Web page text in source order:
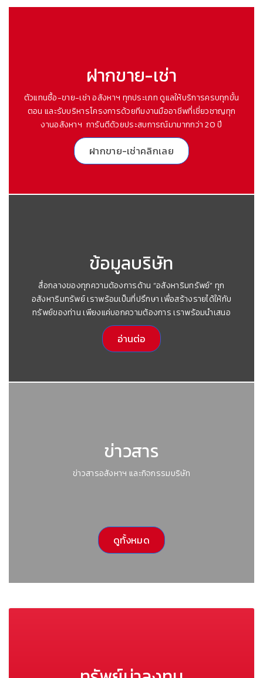
ฝากขาย-เช่า
ตัวแทนซื้อ-ขาย-เช่า อสังหาฯ ทุกประเภท ดูแลให้บริการครบทุกขั้น
ตอน และรับบริหารโครงการด้วยทีมงานมืออาชีพที่เชี่ยวชาญทุก
งานอสังหาฯ การันตีด้วยประสบการณ์มามากกว่า 20 ปี
ฝากขาย-เช่าคลิกเลย
ข้อมูลบริษัท
สื่อกลางของทุกความต้องการด้าน “อสังหาริมทรัพย์” ทุก
อสังหาริมทรัพย์ เราพร้อมเป็นที่ปรึกษา เพื่อสร้างรายได้ให้กับ
ทรัพย์ของท่าน เพียงแค่บอกความต้องการ เราพร้อมนำเสนอ
อ่านต่อ
ข่าวสาร
ข่าวสารอสังหาฯ และกิจกรรมบริษัท
ดูทั้งหมด